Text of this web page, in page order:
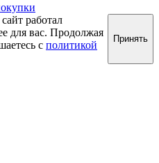
работал
для вас. Продолжая
с политикой
Принять